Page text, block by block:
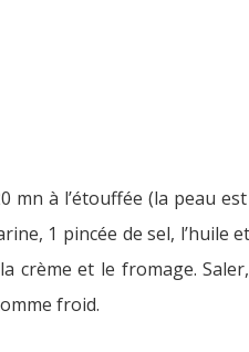
à l’étouffée (la peau
1 pincée de sel, l’huile
et le fromage.
froid.